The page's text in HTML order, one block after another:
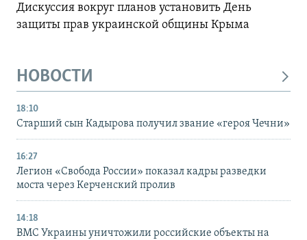
Дискуссия вокруг планов установить День
защиты прав украинской общины Крыма
НОВОСТИ
18:10
Старший сын Кадырова получил звание «героя Чечни»
16:27
Легион «Свобода России» показал кадры разведки
моста через Керченский пролив
14:18
ВМС Украины уничтожили российские объекты на